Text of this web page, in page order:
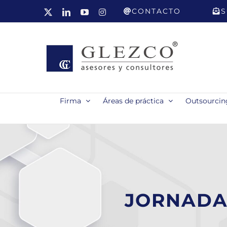
LinkedInYouTubeInstagramCONTACTO
Firma Áreas de práctica